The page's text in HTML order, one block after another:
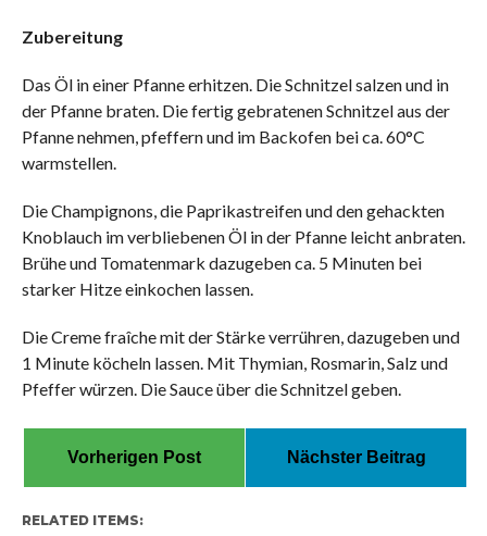
Zubereitung
Das Öl in einer Pfanne erhitzen. Die Schnitzel salzen und in
der Pfanne braten. Die fertig gebratenen Schnitzel aus der
Pfanne nehmen, pfeffern und im Backofen bei ca. 60°C
warmstellen.
Die Champignons, die Paprikastreifen und den gehackten
Knoblauch im verbliebenen Öl in der Pfanne leicht anbraten.
Brühe und Tomatenmark dazugeben ca. 5 Minuten bei
starker Hitze einkochen lassen.
Die Creme fraîche mit der Stärke verrühren, dazugeben und
1 Minute köcheln lassen. Mit Thymian, Rosmarin, Salz und
Pfeffer würzen. Die Sauce über die Schnitzel geben.
Vorherigen Post Nächster Beitrag
RELATED ITEMS: